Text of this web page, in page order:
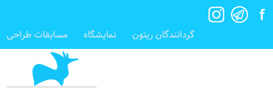
گردانندگان ریتون نمایشگاه مسابقات طراحی